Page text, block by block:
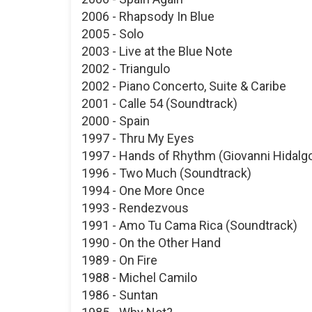
2006 - Rhapsody In Blue
2005 - Solo
2003 - Live at the Blue Note
2002 - Triangulo
2002 - Piano Concerto, Suite & Caribe
2001 - Calle 54 (Soundtrack)
2000 - Spain
1997 - Thru My Eyes
1997 - Hands of Rhythm (Giovanni
1996 - Two Much (Soundtrack)
1994 - One More Once
1993 - Rendezvous
1991 - Amo Tu Cama Rica (Soundtrack)
1990 - On the Other Hand
1989 - On Fire
1988 - Michel Camilo
1986 - Suntan